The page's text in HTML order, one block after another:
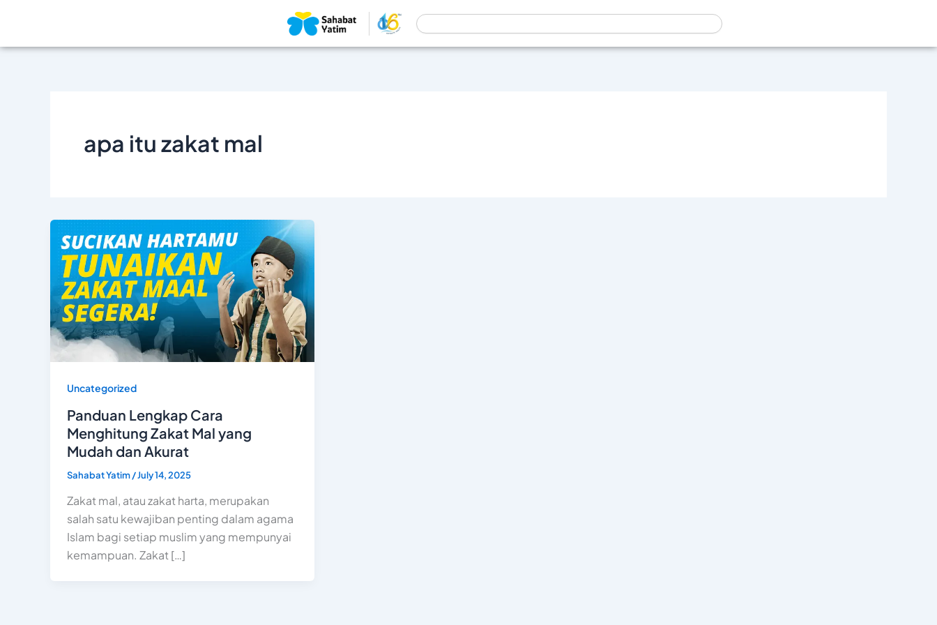
content
Search
apa itu zakat mal
Uncategorized
Panduan Lengkap Cara
Menghitung Zakat Mal yang
Mudah dan Akurat
Sahabat Yatim/July 14, 2025
Zakat mal, atau zakat harta, merupakan
salah satu kewajiban penting dalam agama
Islam bagi setiap muslim yang mempunyai
kemampuan. Zakat […]